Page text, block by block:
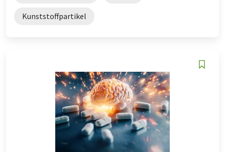
Kunststoffpartikel